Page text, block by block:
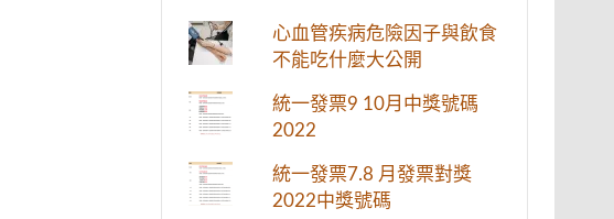
心血管疾病危險因子與飲食
不能吃什麼大公開
統一發票9 10月中獎號碼
2022
統一發票7.8 月發票對獎
2022中獎號碼